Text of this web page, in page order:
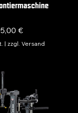
€
| zzgl. Versand